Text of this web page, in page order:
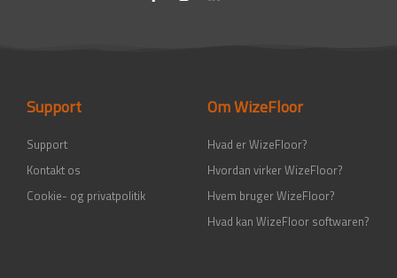
a n i
-
i
o
Support
Support
Kontakt os
Cookie- og privatpolitik
Om WizeFloor
Hvad er WizeFloor?
Hvordan virker WizeFloor?
Hvem bruger WizeFloor?
Hvad kan WizeFloor softwaren?